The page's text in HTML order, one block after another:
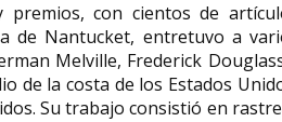
con cientos de
de Nantucket, entretuvo a
Melville, Frederick
de la costa de los Estados
Su trabajo consistió en